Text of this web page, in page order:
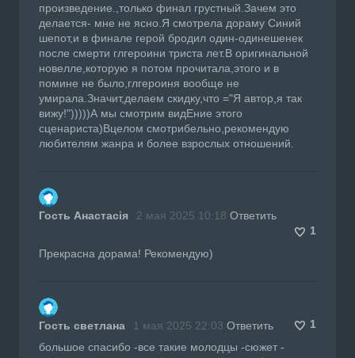
произведение.,только финал грустный.Зачем это
делается- мне не ясно.Я смотрела дораму Синий
шепот,и в финале герой бродил один-одинешенек
после смерти глгероини триста лет.В оригинальной
новелле,которую я потом прочитала,этого и в
помине не было,глгероиня вообще не
умирала.Значит,делаем скидку,что ="Я автор,я так
вижу!")))))А мы смотрим видЕние этого
сценариста)Вцелом смотрибельно,рекомендую
любителям жанра и более взрослых отношений.
Гость Анастасія 2 мая 2025 10:18 Ответить
1
Прекрасна дорама! Рекомендую)
Гость светлана 1 мая 2025 22:03 Ответить
1
большое спасибо -все такие молодцы -сюжет -